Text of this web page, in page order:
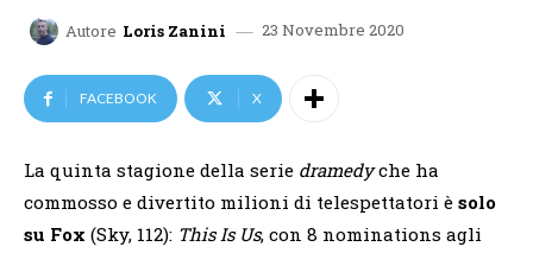
Autore Loris Zanini 23 Novembre 2020
FACEBOOK X
La quinta stagione della serie dramedyche ha
commosso e divertito milioni di telespettatori è solo
su Fox (Sky, 112): This Is Us, con 8 nominations agli